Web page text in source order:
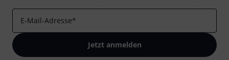
E-Mail-Adresse*
Jetzt anmelden